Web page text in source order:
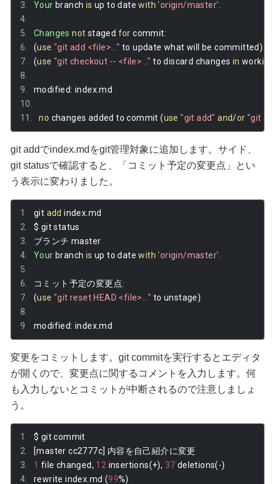
Your branch is up to date with 'origin/master'
Changes not staged for commit:
(use "git add <file>..." to update what will be committed)
(use "git checkout -- <file>..." to discard changes in
modified: index.md
no changes added to commit (use "git add" and/or "git
git addでindex.mdをgit管理対象に追加します。サイド、
git statusで確認すると、「コミット予定の変更点」とい
う表示に変わりました。
git add index md
$ git status
ブランチ master
Your branch is up to date with 'origin/master'
コミット予定の変更点:
(use "git reset HEAD <file>..." to unstage)
modified: index.md
変更をコミットします。git commitを実行するとエディタ
が開くので、変更点に関するコメントを入力します。何
も入力しないとコミットが中断されるので注意しましょ
う。
$ git commit
[master cc2777c] 内容を自己紹介に変更
1 file changed, 12 insertions(+), 37 deletions(-)
rewrite index md (99%)